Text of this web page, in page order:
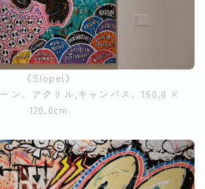
《Slope!》
ン、アクリル,キャンバス、160.0 ×
120.0cm